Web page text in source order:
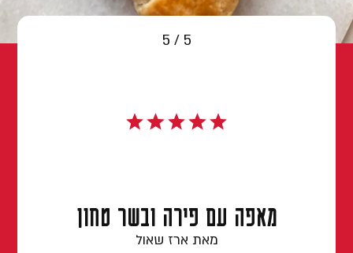
5 / 5
מאפה עם פירה ובשר טחון
מאת ארז שאול